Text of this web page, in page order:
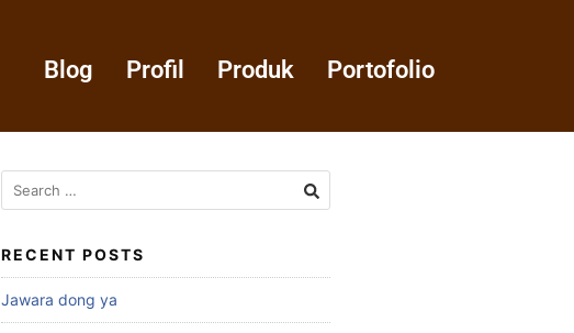
Blog Profil Produk Portofolio
RECENT POSTS
Jawara dong ya